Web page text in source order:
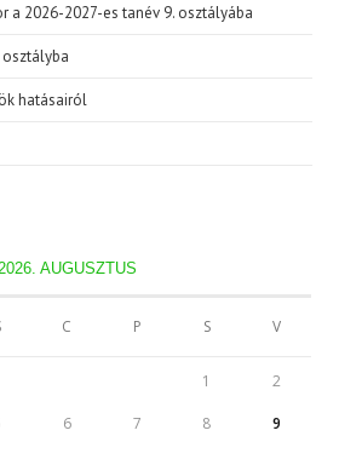
a 2026-2027-es tanév 9. osztályába
osztályba
hatásairól
AUGUSZTUS
C P S V
1 2
6 7 8 9